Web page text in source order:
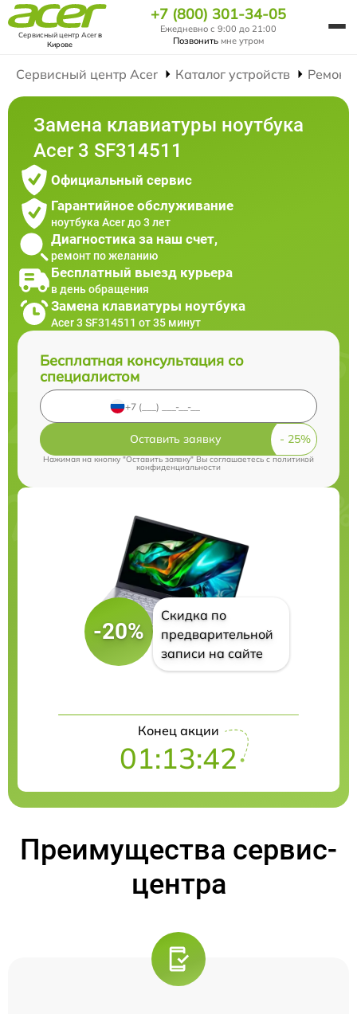
Сервисный центр Acerв
Кирове
+7 (800) 301-34-05
Ежедневно с 9:00 до 21:00
Позвонить мне утром
Сервисный центр Acer Каталог устройств Ремонт
Замена клавиатуры ноутбука
Acer 3 SF314511
Официальный сервис
Гарантийное обслуживание
ноутбука Acer до 3 лет
Диагностика за наш счет,
ремонт по желанию
Бесплатный выезд курьера
в день обращения
Замена клавиатуры ноутбука
Acer 3 SF314511 от 35 минут
Бесплатная консультация со
специалистом
Оставить заявку
Нажимая на кнопку "Оставить заявку" Вы соглашаетесь cполитикой
конфиденциальности
-20%
Скидка по
предварительной
записи на сайте
Конец акции
01:13:41
Преимущества сервис-
центра